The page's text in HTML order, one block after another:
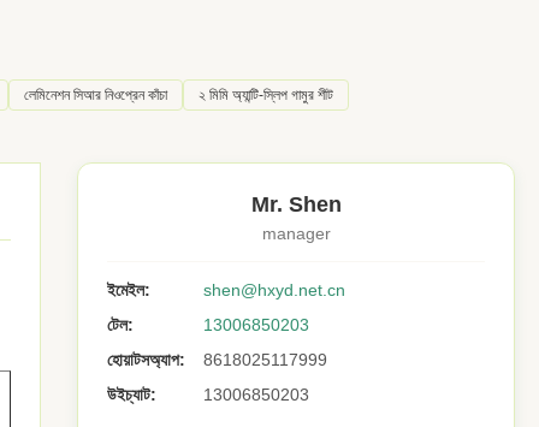
লেমিনেশন সিআর নিওপ্রেন কাঁচা ২ মিমি অ্যান্টি-স্লিপ গামুর শীট
Mr. Shen
manager
ইমেইল:
shen@hxyd.net.cn
টেল:
13006850203
হোয়াটসঅ্যাপ:
8618025117999
উইচ্যাট:
13006850203